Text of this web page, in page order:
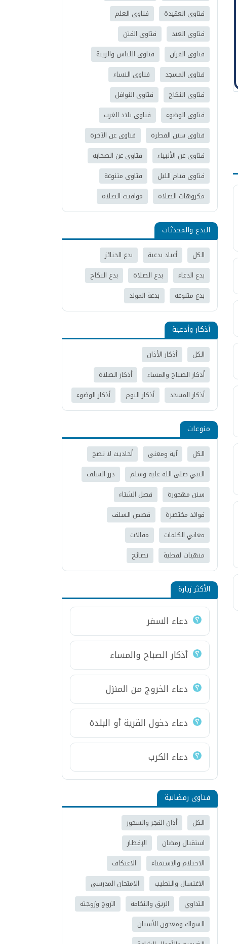
فتاوى العقيدة
فتاوى العلم
فتاوى العيد
فتاوى الفتن
فتاوى القرآن
فتاوى اللباس والزينة
فتاوى المسجد
فتاوى النساء
فتاوى النكاح
فتاوى النوافل
فتاوى الوضوء
فتاوى بلاد الغرب
فتاوى سنن الفطرة
فتاوى عن الآخرة
فتاوى عن الأنبياء
فتاوى عن الصحابة
فتاوى قيام الليل
فتاوى متنوعة
مكروهات الصلاة
مواقيت الصلاة
البدع والمحدثات
الكل أعياد بدعية
بدع الجنائز
بدع الدعاء
بدع الصلاة
بدع النكاح
بدع متنوعة
بدعة المولد
أذكار وأدعية
الكل
أذكار الأذان
أذكار الصباح والمساء
أذكار الصلاة
أذكار المسجد
أذكار النوم أذكار الوضوء
منوعات
الكل آية ومعنى
أحاديث لا تصح
النبي صلى الله عليه وسلم
درر السلف
سنن مهجورة
فصل الشتاء
فوائد مختصرة
قصص السلف
معاني الكلمات
مقالات
منهيات لفظية
نصائح
الأكثر زيارة
دعاء السفر
أذكار الصباح والمساء
دعاء الخروج من المنزل
دعاء دخول القرية أو البلدة
دعاء الكرب
فتاوى رمضانية
الكل
أذان الفجر والسحور
استقبال رمضان
الإفطار
الاحتلام والاستمناء
الاعتكاف
الاغتسال والتطيب
الامتحان المدرسي
التداوي
الريق والنخامة
الزوج وزوجته
السواك ومعجون الأسنان